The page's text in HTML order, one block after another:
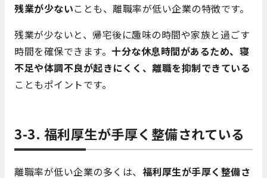
残業が少ないことも、離職率が低い企業の特徴です。
残業が少ないと、帰宅後に趣味の時間や家族と過ごす
時間を確保できます。 十分な休息時間があるため、寝
不足や体調不良が起きにくく、離職を抑制できている
こともポイントです。
3-3. 福利厚生が手厚く整備されている
離職率が低い企業の多くは、 福利厚生が手厚く整備さ